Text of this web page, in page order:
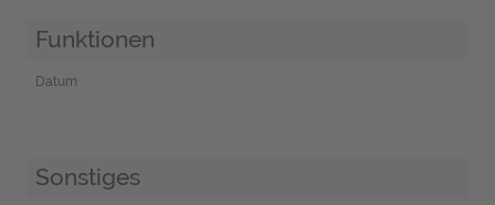
Funktionen
Datum
Sonstiges